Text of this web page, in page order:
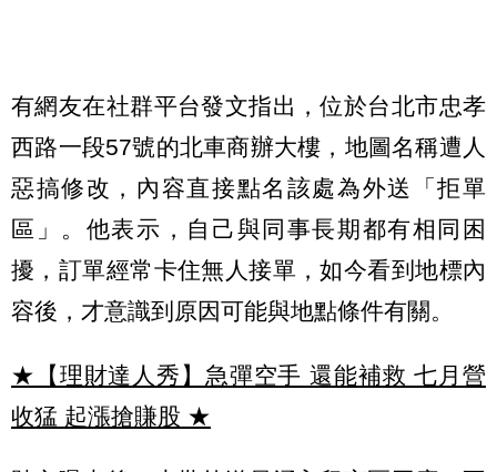
有網友在社群平台發文指出，位於台北市忠孝
西路一段57號的北車商辦大樓，地圖名稱遭人
惡搞修改，內容直接點名該處為外送「拒單
區」。他表示，自己與同事長期都有相同困
擾，訂單經常卡住無人接單，如今看到地標內
容後，才意識到原因可能與地點條件有關。
★【理財達人秀】急彈空手 還能補救 七月營
收猛 起漲搶賺股 ★